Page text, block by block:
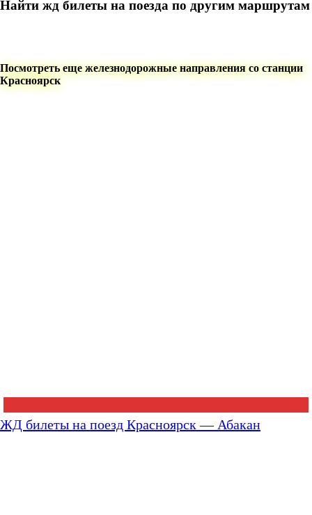
Найти жд билеты на поезда по другим маршрутам
Посмотреть еще железнодорожные направления со станции
Красноярск
ЖД билеты на поезд Красноярск — Абакан